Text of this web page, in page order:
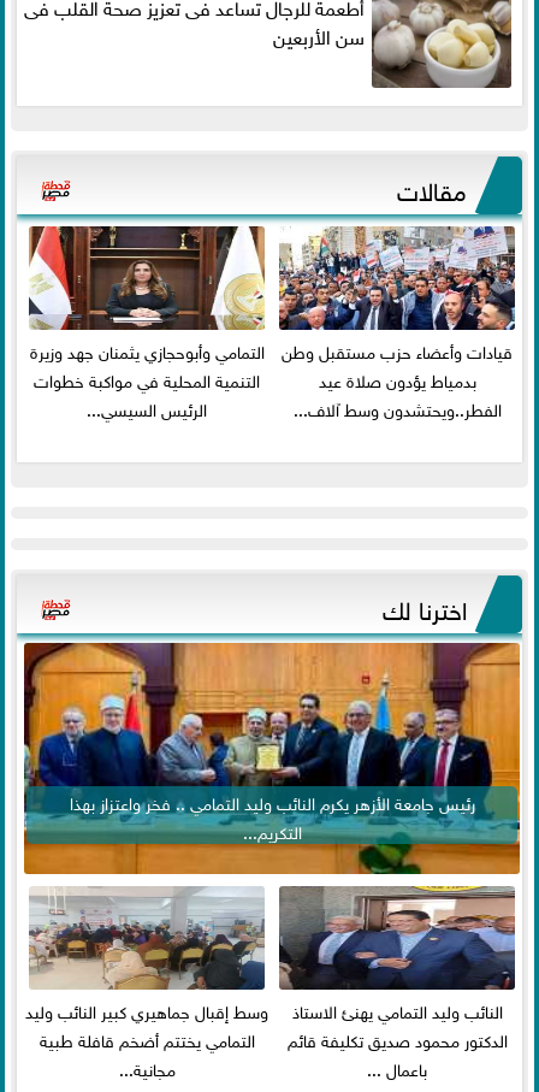
سن الأربعين
مقالات
قيادات وأعضاء حزب مستقبل وطن
بدمياط يؤدون صلاة عيد
الفطر..ويحتشدون وسط آلاف...
التمامي وأبوحجازي يثمنان جهد وزيرة
التنمية المحلية في مواكبة خطوات
الرئيس السيسي...
اخترنا لك
رئيس جامعة الأزهر يكرم النائب وليد التمامي .. فخر واعتزاز بهذا
التكريم...
النائب وليد التمامي يهنئ الاستاذ
الدكتور محمود صديق تكليفة قائم
باعمال ...
وسط إقبال جماهيري كبير النائب وليد
التمامي يختتم أضخم قافلة طبية
مجانية...